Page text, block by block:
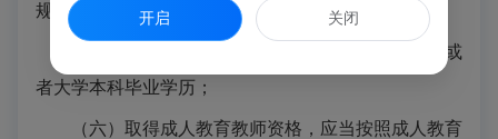
规定；
（五）取得高等学校教师资格，应当具备研究生或
者大学本科毕业学历；
（六）取得成人教育教师资格，应当按照成人教育
开启 关闭